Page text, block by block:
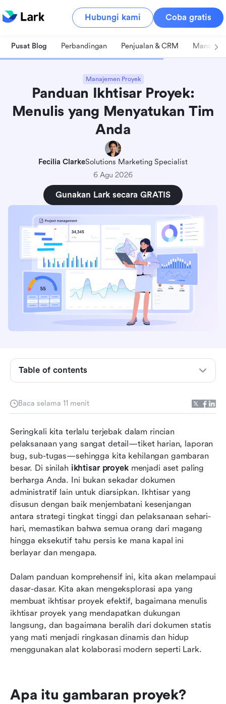
Hubungi kami Coba gratis
Pusat Blog Perbandingan Penjualan & CRM
Manajemen Proyek
Panduan Ikhtisar Proyek:
Menulis yang Menyatukan Tim
Anda
Fecilia ClarkeSolutions Marketing Specialist
6 Agu 2026
Gunakan Lark secara GRATIS
Baca selama 11 menit
Seringkali kita terlalu terjebak dalam rincian
pelaksanaan yang sangat detail—tiket harian, laporan
bug, sub-tugas—sehingga kita kehilangan gambaran
besar. Di sinilah ikhtisar proyek menjadi aset paling
berharga Anda. Ini bukan sekadar dokumen
administratif lain untuk diarsipkan. Ikhtisar yang
disusun dengan baik menjembatani kesenjangan
antara strategi tingkat tinggi dan pelaksanaan sehari-
hari, memastikan bahwa semua orang dari magang
hingga eksekutif tahu persis ke mana kapal ini
berlayar dan mengapa.
Dalam panduan komprehensif ini, kita akan melampaui
dasar-dasar. Kita akan mengeksplorasi apa yang
membuat ikhtisar proyek efektif, bagaimana menulis
ikhtisar proyek yang mendapatkan dukungan
langsung, dan bagaimana beralih dari dokumen statis
yang mati menjadi ringkasan dinamis dan hidup
menggunakan alat kolaborasi modern seperti Lark.
Apa itu gambaran proyek?
Table of contents
membutuhkan gambaran umum
sukses
Lark
Menulis gambaran umum manajemen proyek
agile dalam 5 langkah
Praktik terbaik untuk mengelola gambaran
umum proyek Anda
Kesimpulan
Bacaan terkait